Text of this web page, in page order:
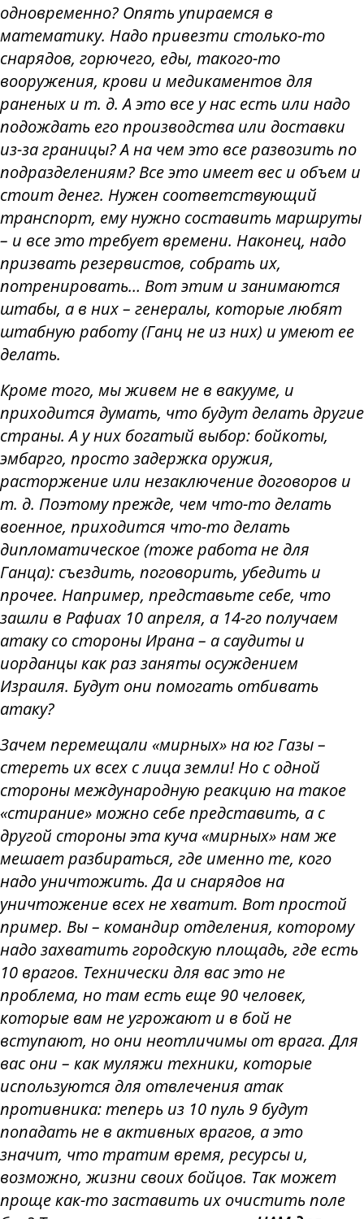
одновременно? Опять упираемся в
математику. Надо привезти столько-то
снарядов, горючего, еды, такого-то
вооружения, крови и медикаментов для
раненых и т. д. А это все у нас есть или надо
подождать его производства или доставки
из-за границы? А на чем это все развозить по
подразделениям? Все это имеет вес и объем и
стоит денег. Нужен соответствующий
транспорт, ему нужно составить маршруты
– и все это требует времени. Наконец, надо
призвать резервистов, собрать их,
потренировать… Вот этим и занимаются
штабы, а в них – генералы, которые любят
штабную работу (Ганц не из них) и умеют ее
делать.
Кроме того, мы живем не в вакууме, и
приходится думать, что будут делать другие
страны. А у них богатый выбор: бойкоты,
эмбарго, просто задержка оружия,
расторжение или незаключение договоров и
т. д. Поэтому прежде, чем что-то делать
военное, приходится что-то делать
дипломатическое (тоже работа не для
Ганца): съездить, поговорить, убедить и
прочее. Например, представьте себе, что
зашли в Рафиах 10 апреля, а 14-го получаем
атаку со стороны Ирана – а саудиты и
иорданцы как раз заняты осуждением
Израиля. Будут они помогать отбивать
атаку?
Зачем перемещали «мирных» на юг Газы –
стереть их всех с лица земли! Но с одной
стороны международную реакцию на такое
«стирание» можно себе представить, а с
другой стороны эта куча «мирных» нам же
мешает разбираться, где именно те, кого
надо уничтожить. Да и снарядов на
уничтожение всех не хватит. Вот простой
пример. Вы – командир отделения, которому
надо захватить городскую площадь, где есть
10 врагов. Технически для вас это не
проблема, но там есть еще 90 человек,
которые вам не угрожают и в бой не
вступают, но они неотличимы от врага. Для
вас они – как муляжи техники, которые
используются для отвлечения атак
противника: теперь из 10 пуль 9 будут
попадать не в активных врагов, а это
значит, что тратим время, ресурсы и,
возможно, жизни своих бойцов. Так может
проще как-то заставить их очистить поле